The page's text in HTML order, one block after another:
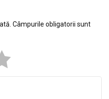
Câmpurile obligatorii sunt